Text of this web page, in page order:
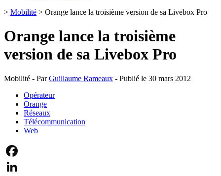
> Mobilité > Orange lance la troisième version de sa Livebox Pro
Orange lance la troisième
version de sa Livebox Pro
Mobilité - ParGuillaume Rameaux - Publié le 30 mars 2012
Opérateur
Orange
Réseaux
Télécommunication
Web
Facebook